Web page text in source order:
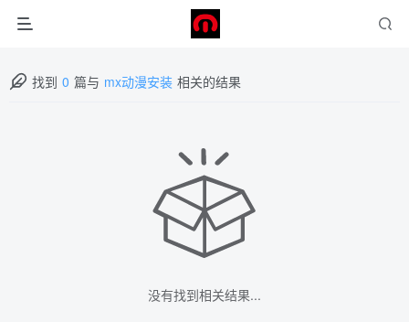
找到 0 篇与 mx动漫安装 相关的结果
没有找到相关结果...